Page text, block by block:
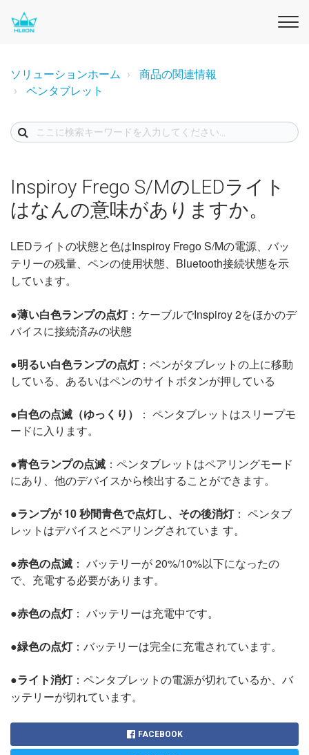
ソリューションホーム
商品の関連情報
ペンタブレット
Inspiroy Frego S/MのLEDライト
はなんの意味がありますか。
LEDライトの状態と色はInspiroy Frego S/Mの電源、バッ
テリーの残量、ペンの使用状態、Bluetooth接続状態を示
しています。
●薄い白色ランプの点灯：ケーブルでInspiroy 2をほかのデ
バイスに接続済みの状態
●明るい白色ランプの点灯：ペンがタブレットの上に移動
している、あるいはペンのサイトボタンが押している
●白色の点滅（ゆっくり）
： ペンタブレットはスリープモ
ードに入ります。
●青色ランプの点滅 ：ペンタブレットはペアリングモード
にあり、他のデバイスから検出することができます。
●ランプが 10 秒間青色で点灯し、その後消灯： ペンタブ
レットはデバイスとペアリングされていま す。
●赤色の点滅 ： バッテリーが 20%/10%以下になったの
で、充電する必要があります。
●赤色の点灯： バッテリーは充電中です。
●緑色の点灯：バッテリーは完全に充電されています。
●ライト消灯：ペンタブレットの電源が切れているか、バ
ッテリーが切れています。
FACEBOOK